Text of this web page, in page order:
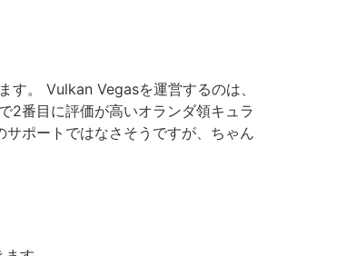
す。 Vulkan Vegasを運営するのは、
2番目に評価が高いオランダ領キュラ
ポートではなさそうですが、ちゃん